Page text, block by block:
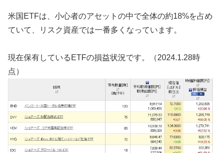
米国ETFは、小心者のアセットの中で全体の約18%を占め
ていて、リスク資産では一番多くなっています。
現在保有しているETFの損益状況です。（2024.1.28時
点）